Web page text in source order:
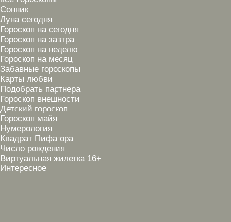
Сонник
Луна сегодня
Гороскоп на сегодня
Гороскоп на завтра
Гороскоп на неделю
Гороскоп на месяц
Забавные гороскопы
Карты любви
Подобрать партнера
Гороскоп внешности
Детский гороскоп
Гороскоп майя
Нумерология
Квадрат Пифагора
Число рождения
Виртуальная жилетка 16+
Интересное